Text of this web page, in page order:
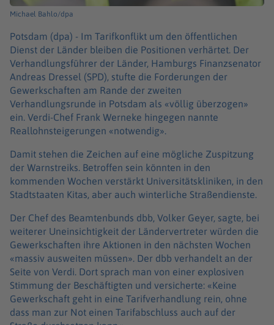
Michael Bahlo/dpa
Potsdam (dpa) - Im Tarifkonflikt um den öffentlichen
Dienst der Länder bleiben die Positionen verhärtet. Der
Verhandlungsführer der Länder, Hamburgs Finanzsenator
Andreas Dressel (SPD), stufte die Forderungen der
Gewerkschaften am Rande der zweiten
Verhandlungsrunde in Potsdam als «völlig überzogen»
ein. Verdi-Chef Frank Werneke hingegen nannte
Reallohnsteigerungen «notwendig».
Damit stehen die Zeichen auf eine mögliche Zuspitzung
der Warnstreiks. Betroffen sein könnten in den
kommenden Wochen verstärkt Universitätskliniken, in den
Stadtstaaten Kitas, aber auch winterliche Straßendienste.
Der Chef des Beamtenbunds dbb, Volker Geyer, sagte, bei
weiterer Uneinsichtigkeit der Ländervertreter würden die
Gewerkschaften ihre Aktionen in den nächsten Wochen
«massiv ausweiten müssen». Der dbb verhandelt an der
Seite von Verdi. Dort sprach man von einer explosiven
Stimmung der Beschäftigten und versicherte: «Keine
Gewerkschaft geht in eine Tarifverhandlung rein, ohne
dass man zur Not einen Tarifabschluss auch auf der